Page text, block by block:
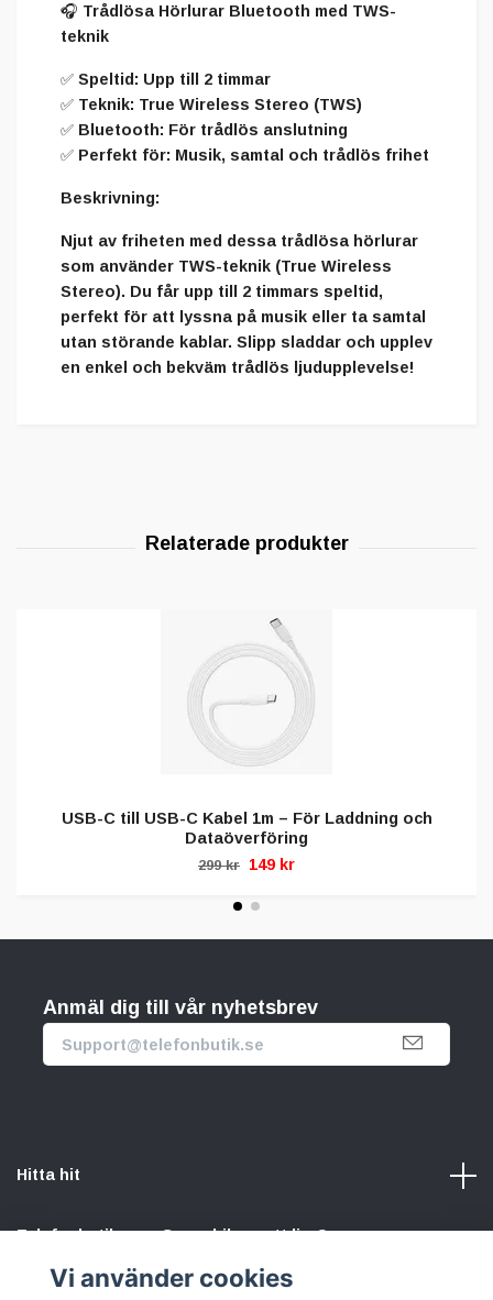
🎧 Trådlösa Hörlurar Bluetooth med TWS-
teknik
✅ Speltid : Upp till 2 timmar
✅ Teknik: True Wireless Stereo (TWS)
✅ Bluetooth: För trådlös anslutning
✅ Perfekt för: Musik, samtal och trådlös frihet
Beskrivning:
Njut av friheten med dessa trådlösa hörlurar
som använder TWS-teknik (True Wireless
Stereo). Du får upp till 2 timmars speltid ,
perfekt för att lyssna på musik eller ta samtal
utan störande kablar. Slipp sladdar och upplev
en enkel och bekväm trådlös ljudupplevelse!
USB-C till USB-C Kabel 1m – För Laddning och
Dataöverföring
299 kr 149 kr
Anmäl dig till vår nyhetsbrev
Hitta hit
Telefonbutik.se – Ge mobilen nytt liv. Spara pengar.
Vi använder cookies